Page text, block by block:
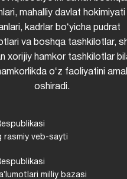
mahalliy davlat hokimiyati
kadrlar boʻyicha pudrat
va boshqa tashkilotlar,
xorijiy hamkor tashkilotlar
oʻz faoliyatini
oshiradi.
rasmiy veb-sayti
milliy bazasi